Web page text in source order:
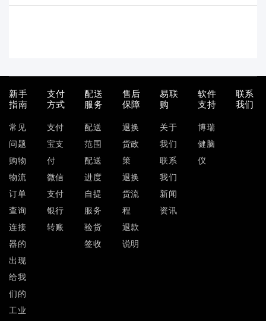
新手
指南
常见
问题
购物
物流
订单
查询
连接
器的
出现
给我
们的
工业
支付
方式
支付
宝支
付
微信
支付
银行
转账
配送
服务
配送
范围
配送
进度
自提
服务
验货
签收
售后
保障
退换
货政
策
退换
货流
程
退款
说明
易联
购
关于
我们
联系
我们
新闻
资讯
软件
支持
博瑞
健脑
仪
联系
我们